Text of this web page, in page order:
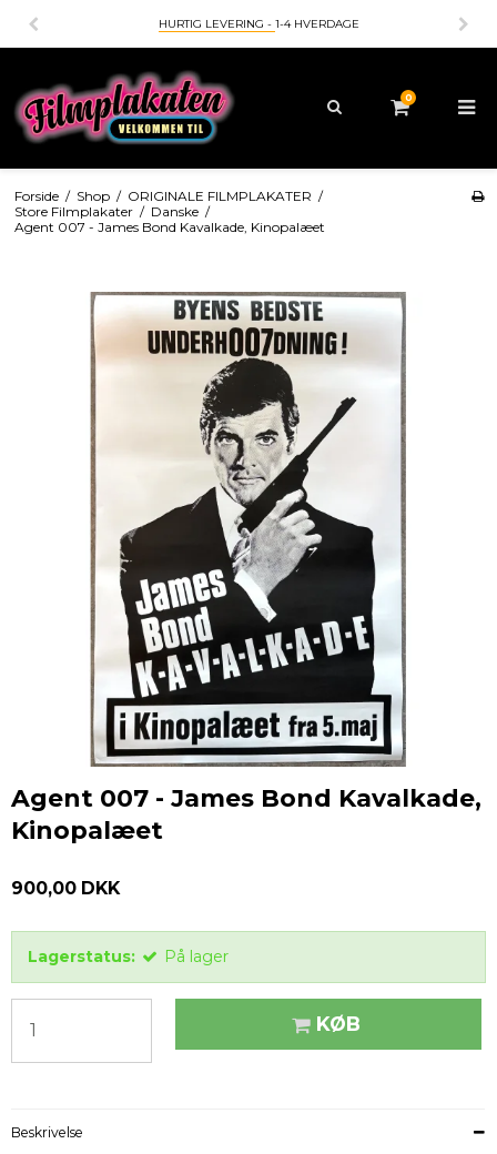
HURTIG LEVERING - 1-4 HVERDAGE
0
Forside / Shop / ORIGINALE FILMPLAKATER /
Store Filmplakater / Danske /
Agent 007 - James Bond Kavalkade, Kinopalæet
Agent 007 - James Bond Kavalkade,
Kinopalæet
900,00 DKK
Lagerstatus: På lager
KØB
Beskrivelse